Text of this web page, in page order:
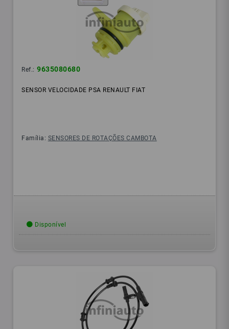
Ref.: 9635080680
SENSOR VELOCIDADE PSA RENAULT FIAT
Família: SENSORES DE ROTAÇÕES CAMBOTA
Disponível